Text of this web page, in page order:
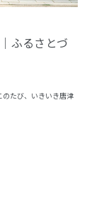
ふるさとづ
たび、いきいき唐津